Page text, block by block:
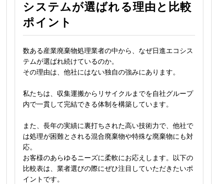
システムが選ばれる理由と比較
ポイント
数ある産業廃棄物処理業者の中から、なぜ日進エコシス
テムが選ばれ続けているのか。
その理由は、他社にはない独自の強みにあります。
私たちは、収集運搬からリサイクルまでを自社グループ
内で一貫して完結できる体制を構築しています。
また、長年の実績に裏打ちされた高い技術力で、他社で
は処理が困難とされる混合廃棄物や特殊な廃棄物にも対
応。
お客様のあらゆるニーズに柔軟にお応えします。以下の
比較表は、業者選びの際にぜひ注目していただきたいポ
イントです。